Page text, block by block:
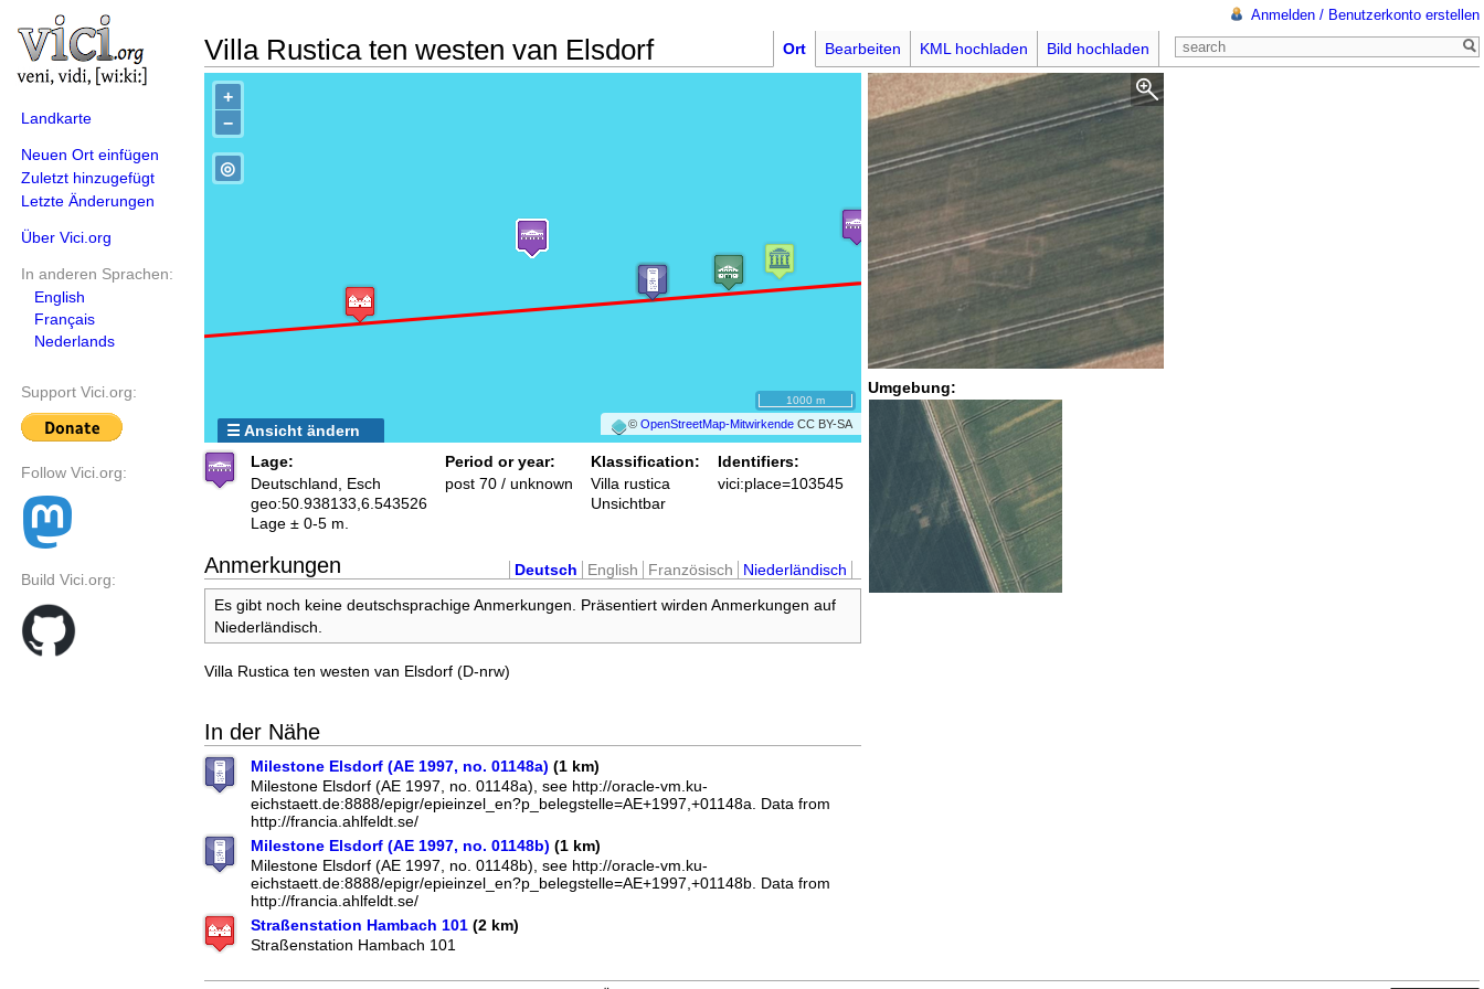
Landkarte
Neuen Ort einfügen
Zuletzt hinzugefügt
Letzte Änderungen
Über Vici.org
In anderen Sprachen:
English
Français
Nederlands
Support Vici.org:
Follow Vici.org:
Build Vici.org:
Villa Rustica ten westen van Elsdorf
Anmelden / Benutzerkonto erstellen
Ort Bearbeiten KML hochladen Bild hochladen
+
−
©OpenStreetMap-Mitwirkende CC BY-SA
◎
1000 m
☰ Ansicht ändern
Umgebung:
Lage:
Deutschland, Esch
geo:50.938133,6.543526
Lage ± 0-5 m.
Period or year:
post 70 / unknown
Klassification:
Villa rustica
Unsichtbar
Identifiers:
vici:place=103545
Anmerkungen Deutsch English Französisch
Niederländisch
Es gibt noch keine deutschsprachige Anmerkungen. Präsentiert wirden Anmerkungen auf
Niederländisch.
Villa Rustica ten westen van Elsdorf (D-nrw)
In der Nähe
Milestone Elsdorf (AE 1997, no. 01148a) (1 km)
Milestone Elsdorf (AE 1997, no. 01148a), see http://oracle-vm.ku-
eichstaett.de:8888/epigr/epieinzel_en?p_belegstelle=AE+1997,+01148a. Data from
http://francia.ahlfeldt.se/
Milestone Elsdorf (AE 1997, no. 01148b) (1 km)
Milestone Elsdorf (AE 1997, no. 01148b), see http://oracle-vm.ku-
eichstaett.de:8888/epigr/epieinzel_en?p_belegstelle=AE+1997,+01148b. Data from
http://francia.ahlfeldt.se/
Straßenstation Hambach 101 (2 km)
Straßenstation Hambach 101